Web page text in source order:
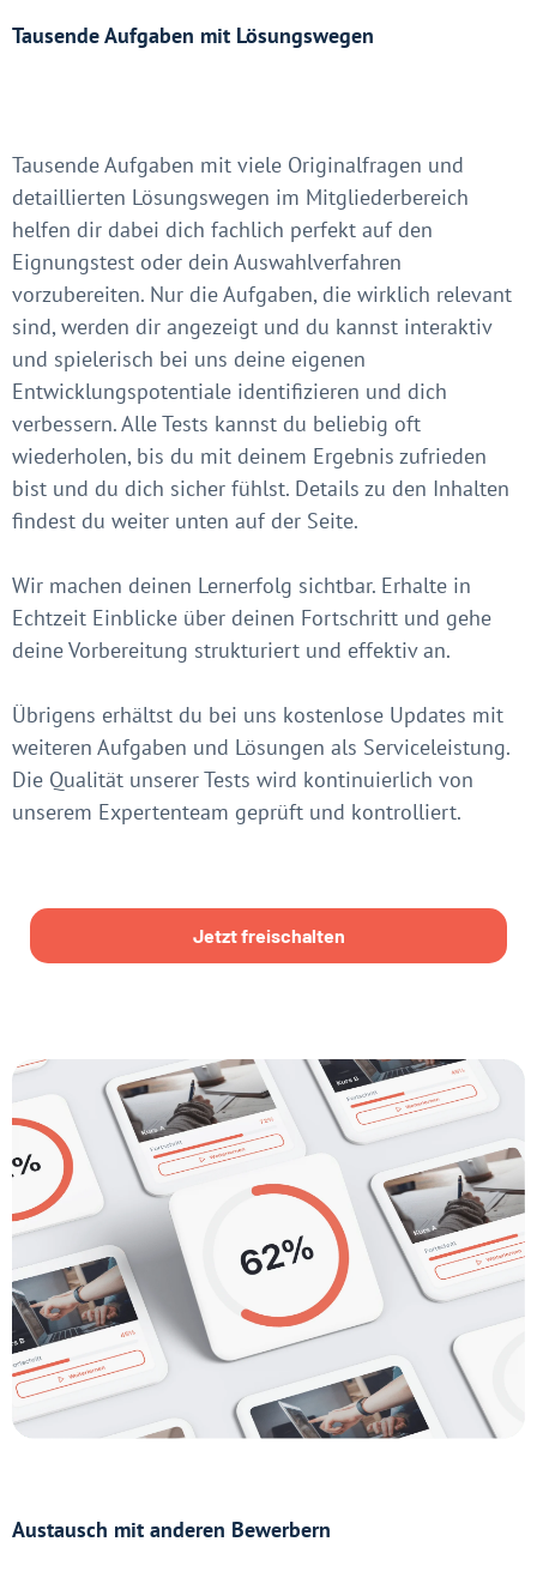
Tausende Aufgaben mit Lösungswegen
Tausende Aufgaben mit viele Originalfragen und
detaillierten Lösungswegen im Mitgliederbereich
helfen dir dabei dich fachlich perfekt auf den
Eignungstest oder dein Auswahlverfahren
vorzubereiten. Nur die Aufgaben, die wirklich relevant
sind, werden dir angezeigt und du kannst interaktiv
und spielerisch bei uns deine eigenen
Entwicklungspotentiale identifizieren und dich
verbessern. Alle Tests kannst du beliebig oft
wiederholen, bis du mit deinem Ergebnis zufrieden
bist und du dich sicher fühlst. Details zu den Inhalten
findest du weiter unten auf der Seite.
Wir machen deinen Lernerfolg sichtbar. Erhalte in
Echtzeit Einblicke über deinen Fortschritt und gehe
deine Vorbereitung strukturiert und effektiv an.
Übrigens erhältst du bei uns kostenlose Updates mit
weiteren Aufgaben und Lösungen als Serviceleistung.
Die Qualität unserer Tests wird kontinuierlich von
unserem Expertenteam geprüft und kontrolliert.
Jetzt freischalten
Austausch mit anderen Bewerbern